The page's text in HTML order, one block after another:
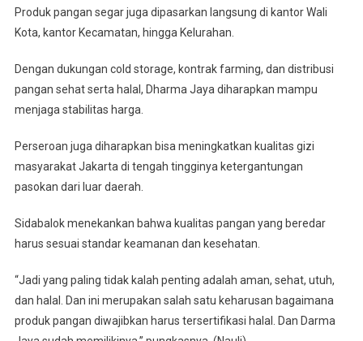
Produk pangan segar juga dipasarkan langsung di kantor Wali
Kota, kantor Kecamatan, hingga Kelurahan.
Dengan dukungan cold storage, kontrak farming, dan distribusi
pangan sehat serta halal, Dharma Jaya diharapkan mampu
menjaga stabilitas harga.
Perseroan juga diharapkan bisa meningkatkan kualitas gizi
masyarakat Jakarta di tengah tingginya ketergantungan
pasokan dari luar daerah.
Sidabalok menekankan bahwa kualitas pangan yang beredar
harus sesuai standar keamanan dan kesehatan.
“Jadi yang paling tidak kalah penting adalah aman, sehat, utuh,
dan halal. Dan ini merupakan salah satu keharusan bagaimana
produk pangan diwajibkan harus tersertifikasi halal. Dan Darma